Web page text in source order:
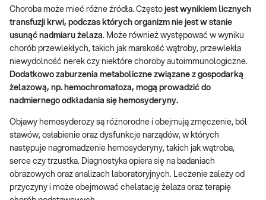
Choroba może mieć różne źródła. Często jest wynikiem licznych
transfuzji krwi, podczas których organizm nie jest w stanie
usunąć nadmiaru żelaza. Może również występować w wyniku
chorób przewlekłych, takich jak marskość wątroby, przewlekła
niewydolność nerek czy niektóre choroby autoimmunologiczne.
Dodatkowo zaburzenia metaboliczne związane z gospodarką
żelazową, np. hemochromatoza, mogą prowadzić do
nadmiernego odkładania się hemosyderyny.
Objawy hemosyderozy są różnorodne i obejmują zmęczenie, ból
stawów, osłabienie oraz dysfunkcje narządów, w których
następuje nagromadzenie hemosyderyny, takich jak wątroba,
serce czy trzustka. Diagnostyka opiera się na badaniach
obrazowych oraz analizach laboratoryjnych. Leczenie zależy od
przyczyny i może obejmować chelatację żelaza oraz terapię